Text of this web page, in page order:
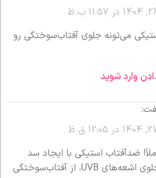
می‌تونه جلوی آفتاب‌سوختگی رو
وارد شوید
ضدآفتاب استیکی با ایجاد سد
محافظتی جلوی اشعه‌های UVB، از آفتاب‌سوختگی